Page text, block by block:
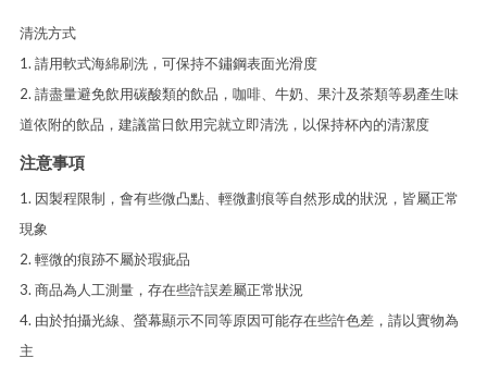
清洗方式
1. 請用軟式海綿刷洗，可保持不鏽鋼表面光滑度
2. 請盡量避免飲用碳酸類的飲品，咖啡、牛奶、果汁及茶類等易產生味
道依附的飲品，建議當日飲用完就立即清洗，以保持杯內的清潔度
注意事項
1. 因製程限制，會有些微凸點、輕微劃痕等自然形成的狀況，皆屬正常
現象
2. 輕微的痕跡不屬於瑕疵品
3. 商品為人工測量，存在些許誤差屬正常狀況
4. 由於拍攝光線、螢幕顯示不同等原因可能存在些許色差，請以實物為
主